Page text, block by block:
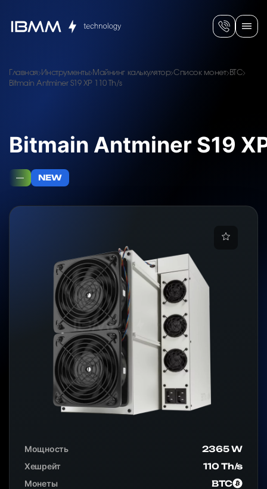
Главная Инструменты Майнинг калькулятор Список монет BTC
Bitmain Antminer S19 XP 110 Th/s
Bitmain Antminer S19
— NEW
Мощность
2365 W
Хешрейт
110 Th/s
Монеты
BTC